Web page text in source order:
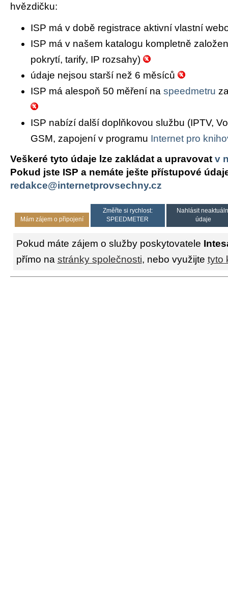
hvězdičku:
ISP má v době registrace aktivní vlastní
ISP má v našem katalogu kompletně
pokrytí, tarify, IP rozsahy)
údaje nejsou starší než 6 měsíců
ISP má alespoň 50 měření na speedmetru
ISP nabízí další doplňkovou službu (IPTV,
GSM, zapojení v programu Internet pro
Veškeré tyto údaje lze zakládat a upravovat v
Pokud jste ISP a nemáte ješte přístupové
redakce@internetprovsechny.cz
Mám zájem o připojení
Změřte si rychlost:
SPEEDMETER
Nahlásit
údaje
Pokud máte zájem o služby poskytovatele
přímo na stránky společnosti, nebo využijte tyto